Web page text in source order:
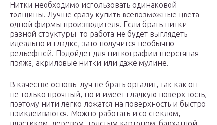
Нитки необходимо использовать одинаковой
толщины. Лучше сразу купить всевозможные цвета
одной фирмы производителя. Если брать нитки
разной структуры, то работа не будет выглядеть
идеально и гладко, зато получится необычно
рельефной. Подойдет для ниткографии шерстяная
пряжа, акриловые нитки или даже мулине.
В качестве основы лучше брать оргалит, так как он
не только прочный, но и имеет гладкую поверхность,
поэтому нити легко ложатся на поверхность и быстро
приклеиваются. Можно работать и со стеклом,
пластиком, деревом, толстым картоном, бархатной